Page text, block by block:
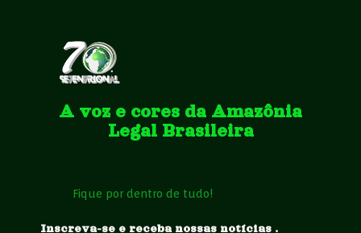
A voz e cores da Amazônia
Legal Brasileira
Fique por dentro de tudo!
Inscreva-se e receba nossas notícias .